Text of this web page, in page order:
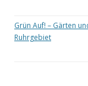
Grün Auf! – Gärten
Ruhrgebiet